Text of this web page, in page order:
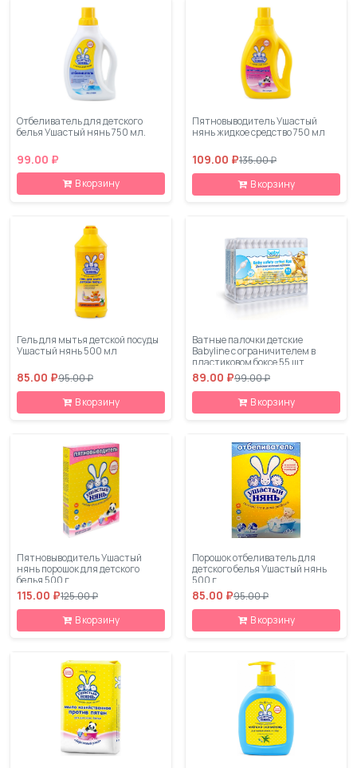
Отбеливатель для детского
белья Ушастый нянь 750 мл.
99.00 ₽
В корзину
Пятновыводитель Ушастый
нянь жидкое средство 750 мл
109.00 ₽135.00 ₽
В корзину
Гель для мытья детской посуды
Ушастый нянь 500 мл
85.00 ₽95.00 ₽
В корзину
Ватные палочки детские
Babyline с ограничителем в
пластиковом боксе 55 шт
89.00 ₽99.00 ₽
В корзину
Пятновыводитель Ушастый
нянь порошок для детского
белья 500 г
115.00 ₽125.00 ₽
В корзину
Порошок отбеливатель для
детского белья Ушастый нянь
500 г
85.00 ₽95.00 ₽
В корзину